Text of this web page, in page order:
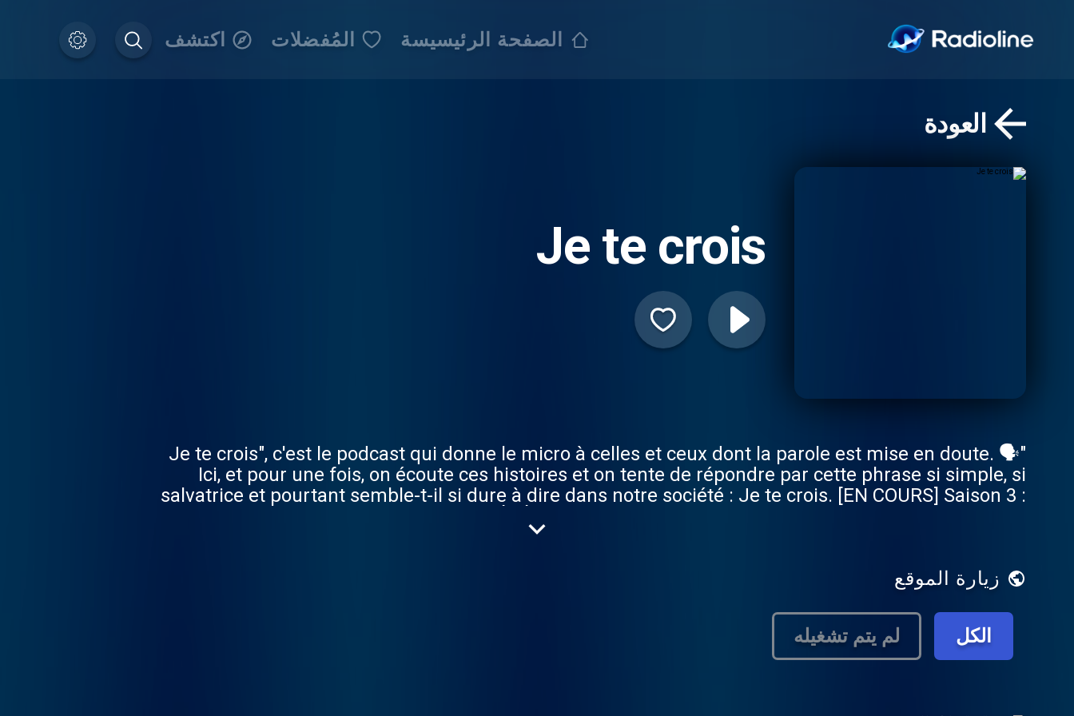
الصفحة الرئيسيسة المُفضلات اكتشف
العودة
Je te crois
"Je te crois", c'est le podcast qui donne le micro à celles et ceux dont la parole est mise en doute. 🗣
Ici, et pour une fois, on écoute ces histoires et on tente de répondre par cette phrase si simple, si
salvatrice et pourtant semble-t-il si dure à dire dans notre société : Je te crois. [EN COURS] Saison 3 :
harcèlement scolaire Ce podcast est produit par Double Monde Podcast Réalisation et narration :
actualités 👉 Inscription à la newsletter : https://double-monde.us14.list-manage.com/subscribe?
Retrouvez-nous aussi sur les réseaux [...]
زيارة الموقع
الكل لم يتم تشغيله